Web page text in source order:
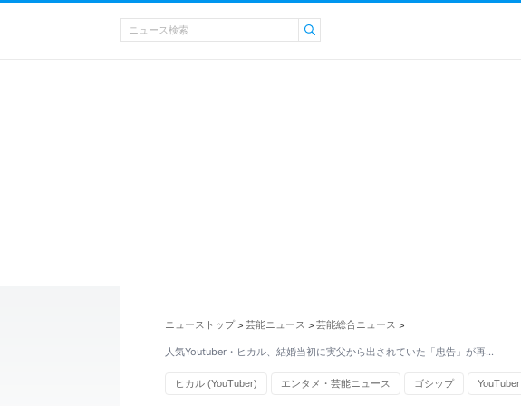
ニューストップ > 芸能ニュース > 芸能総合ニュース >
人気Youtuber・ヒカル、結婚当初に実父から出されていた「忠告」が再…
ヒカル (YouTuber) エンタメ・芸能ニュース ゴシップ YouTuber